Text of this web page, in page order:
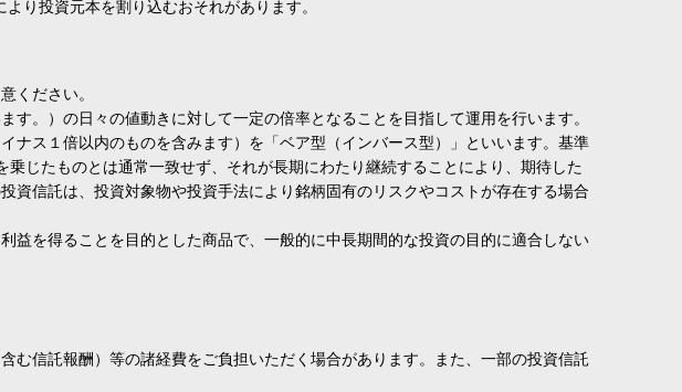
り投資元本を割り込むおそれがあります。
ください。
。）の日々の値動きに対して一定の倍率となることを目指して運用を行います。
ナス１倍以内のものを含みます）を「ベア型（インバース型）」といいます。基準
じたものとは通常一致せず、それが長期にわたり継続することにより、期待した
資信託は、投資対象物や投資手法により銘柄固有のリスクやコストが存在する場合
益を得ることを目的とした商品で、一般的に中長期間的な投資の目的に適合しない
む信託報酬）等の諸経費をご負担いただく場合があります。また、一部の投資信託